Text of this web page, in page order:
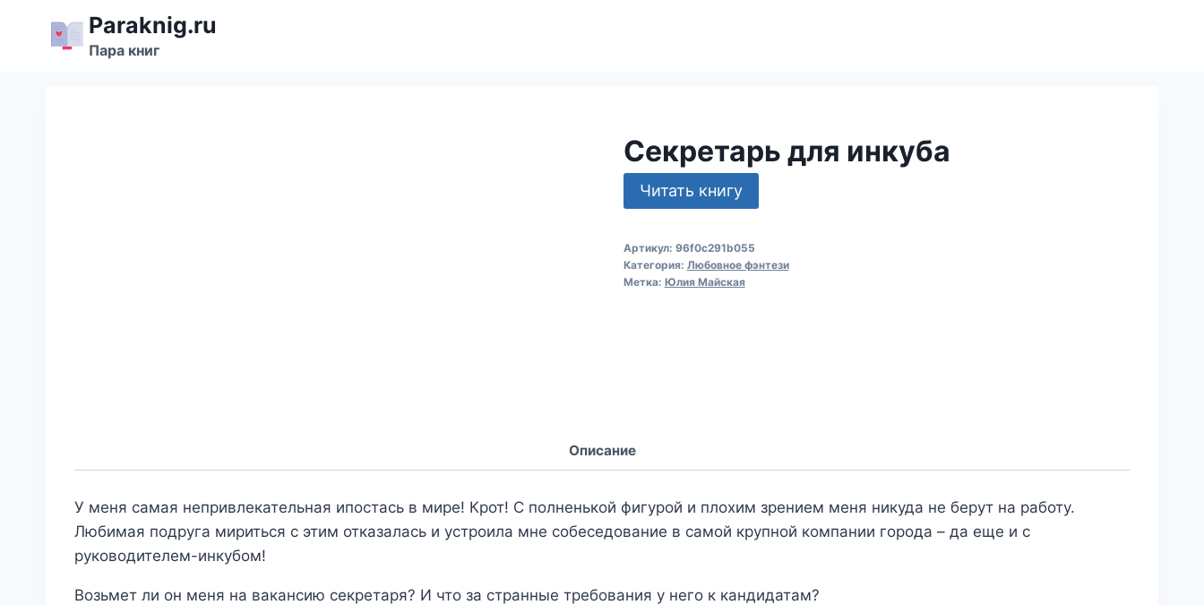
содержимому
Paraknig.ru
Пара книг
Секретарь для инкуба
Читать книгу
Артикул: 96f0c291b055
Категория: Любовное фэнтези
Метка: Юлия Майская
Описание
У меня самая непривлекательная ипостась в мире! Крот! С полненькой фигурой и плохим зрением меня никуда не берут на работу.
Любимая подруга мириться с этим отказалась и устроила мне собеседование в самой крупной компании города – да еще и с
руководителем-инкубом!
Возьмет ли он меня на вакансию секретаря? И что за странные требования у него к кандидатам?